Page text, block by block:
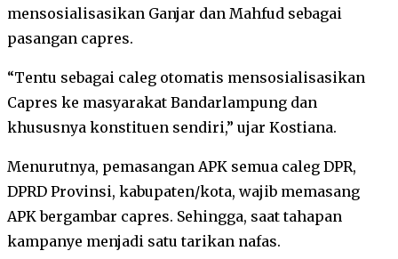
mensosialisasikan Ganjar dan Mahfud sebagai
pasangan capres.
“Tentu sebagai caleg otomatis mensosialisasikan
Capres ke masyarakat Bandarlampung dan
khususnya konstituen sendiri,” ujar Kostiana.
Menurutnya, pemasangan APK semua caleg DPR,
DPRD Provinsi, kabupaten/kota, wajib memasang
APK bergambar capres. Sehingga, saat tahapan
kampanye menjadi satu tarikan nafas.